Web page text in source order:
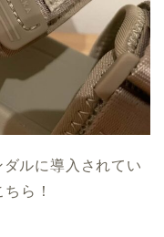
ルに導入されてい
ら！